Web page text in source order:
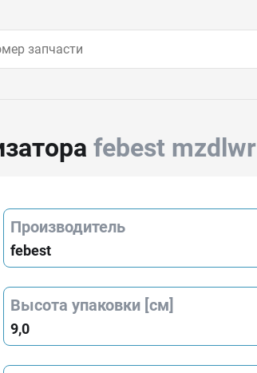
febest mzdlwr
Производитель
febest
Высота упаковки [см]
9,0